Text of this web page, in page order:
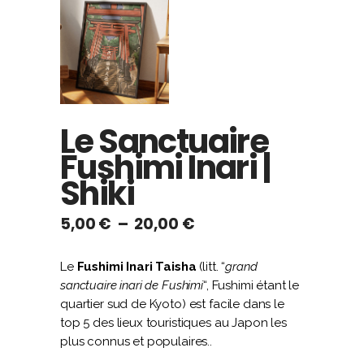
Le Sanctuaire
Fushimi Inari |
Shiki
5,00€ – 20,00 €Plage
prix :
5,00 €
à
20,00 €
Le Fushimi Inari Taisha (litt. “grand
sanctuaire inari de Fushimi“, Fushimi étant le
quartier sud de Kyoto) est facile dans le
top 5 des lieux touristiques au Japon les
plus connus et populaires..